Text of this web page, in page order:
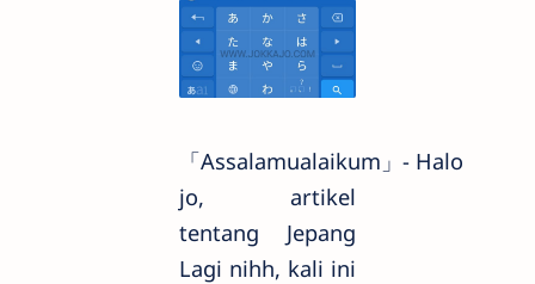
「Assalamualaikum」- Halo
jo, artikel
tentang Jepang
Lagi nihh, kali ini